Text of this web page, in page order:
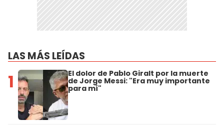
LAS MÁS LEÍDAS
1 El dolor de Pablo Giralt por la muerte
de Jorge Messi: "Era muy importante
para mí"